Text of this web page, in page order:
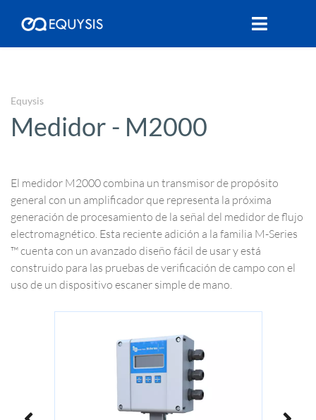
Equysis
Medidor - M2000
El medidor M2000 combina un transmisor de propósito
general con un amplificador que representa la próxima
generación de procesamiento de la señal del medidor de flujo
electromagnético. Esta reciente adición a la familia M-Series
™ cuenta con un avanzado diseño fácil de usar y está
construido para las pruebas de verificación de campo con el
uso de un dispositivo escaner simple de mano.